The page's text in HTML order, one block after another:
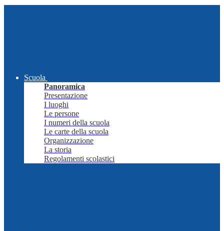
Scuola
Panoramica
Presentazione
I luoghi
Le persone
I numeri della scuola
Le carte della scuola
Organizzazione
La storia
Regolamenti scolastici